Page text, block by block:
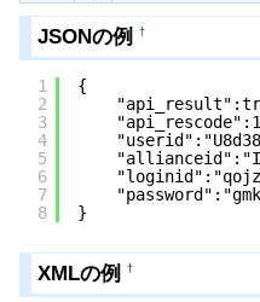
JSONの例 †
1
2
3
4
5
6
7
8
{
}
XMLの例 †